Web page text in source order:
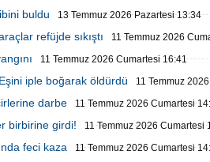
buldu 13 Temmuz 2026 Pazartesi 13:34
refüjde sıkıştı 11 Temmuz 2026
11 Temmuz 2026 Cumartesi 16:41
iple boğarak öldürdü 11 Temmuz
darbe 11 Temmuz 2026 Cumartesi
birbirine girdi! 11 Temmuz 2026 Cumartesi
feci kaza 11 Temmuz 2026 Cumartesi